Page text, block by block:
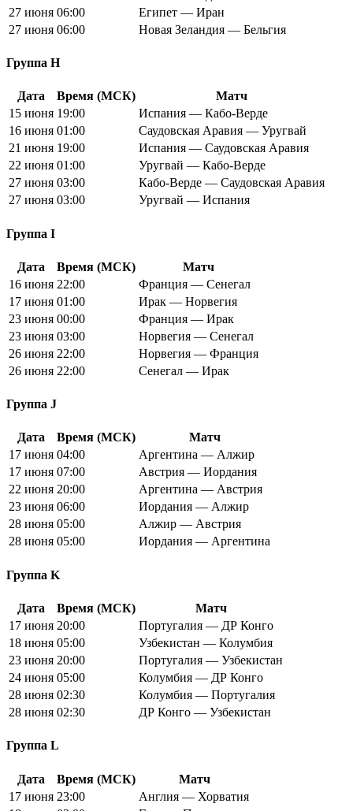
27 июня 06:00
Египет — Иран
27 июня 06:00 Новая Зеландия — Бельгия
Группа H
Дата Время (МСК)
Матч
15 июня 19:00
Испания — Кабо-Верде
16 июня 01:00
Саудовская Аравия — Уругвай
21 июня 19:00
Испания — Саудовская Аравия
22 июня 01:00
Уругвай — Кабо-Верде
27 июня 03:00
Кабо-Верде — Саудовская Аравия
27 июня 03:00 Уругвай — Испания
Группа I
Дата Время (МСК)
Матч
16 июня 22:00
Франция — Сенегал
17 июня 01:00
Ирак — Норвегия
23 июня 00:00
Франция — Ирак
23 июня 03:00
Норвегия — Сенегал
26 июня 22:00
Норвегия — Франция
26 июня 22:00 Сенегал — Ирак
Группа J
Дата Время (МСК)
Матч
17 июня 04:00
Аргентина — Алжир
17 июня 07:00
Австрия — Иордания
22 июня 20:00
Аргентина — Австрия
23 июня 06:00
Иордания — Алжир
28 июня 05:00
Алжир — Австрия
28 июня 05:00 Иордания — Аргентина
Группа K
Дата Время (МСК)
Матч
17 июня 20:00
Португалия — ДР Конго
18 июня 05:00
Узбекистан — Колумбия
23 июня 20:00
Португалия — Узбекистан
24 июня 05:00
Колумбия — ДР Конго
28 июня 02:30
Колумбия — Португалия
28 июня 02:30 ДР Конго — Узбекистан
Группа L
Дата Время (МСК)
Матч
17 июня 23:00
Англия — Хорватия